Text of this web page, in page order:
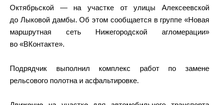
Октябрьской — на участке от улицы Алексеевской
до Лыковой дамбы. Об этом сообщается в группе «Новая
маршрутная сеть Нижегородской агломерации»
во «ВКонтакте».
Подрядчик выполнил комплекс работ по замене
рельсового полотна и асфальтировке.